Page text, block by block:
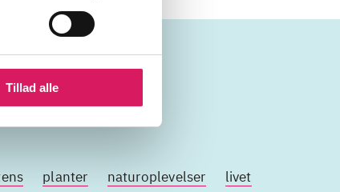
Tillad alle
planter naturoplevelser livet